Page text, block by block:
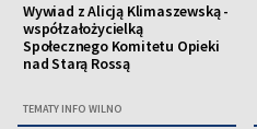
Wywiad z Alicją Klimaszewską -
współzałożycielką
Społecznego Komitetu Opieki
nad Starą Rossą
TEMATY INFO WILNO